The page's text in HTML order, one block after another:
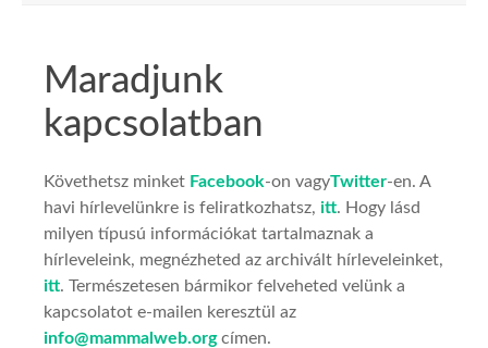
Maradjunk
kapcsolatban
Követhetsz minket Facebook-on vagyTwitter-en. A
havi hírlevelünkre is feliratkozhatsz, itt. Hogy lásd
milyen típusú információkat tartalmaznak a
hírleveleink, megnézheted az archivált hírleveleinket,
itt. Természetesen bármikor felveheted velünk a
kapcsolatot e-mailen keresztül az
info@mammalweb.orgcímen.